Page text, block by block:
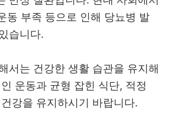
동 부족 등으로 인해 당뇨병 발
습니다.
서는 건강한 생활 습관을 유지해
운동과 균형 잡힌 식단, 적정
강을 유지하시기 바랍니다.